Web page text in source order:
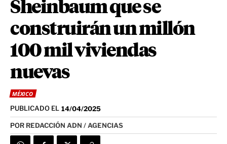
Sheinbaum que se
construirán un millón
100 mil viviendas
nuevas
MÉXICO
PUBLICADO EL 14/04/2025
POR REDACCIÓN ADN / AGENCIAS